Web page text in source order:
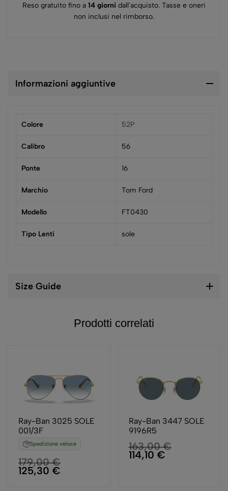
Reso gratuito fino a 14 giorni dall'acquisto. Tasse e oneri
non inclusi nel rimborso.
Informazioni aggiuntive
Colore 52P
Calibro 56
Ponte 16
Marchio Tom Ford
Modello FT0430
Tipo Lenti sole
Size Guide
Prodotti correlati
Ray-Ban 3025 SOLE
001/3F
Spedizione veloce
179,00€
125,30 €
Ray-Ban 3447 SOLE
9196R5
163,00€
114,10 €